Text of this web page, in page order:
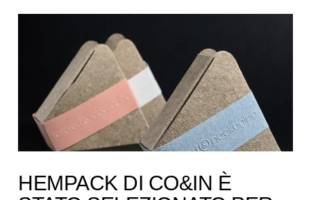
HEMPACK DI CO&IN È